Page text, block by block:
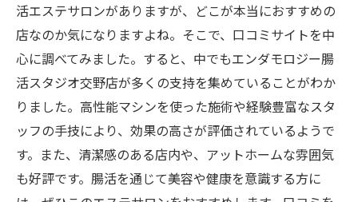
活エステサロンがありますが、どこが本当におすすめの
店なのか気になりますよね。そこで、口コミサイトを中
心に調べてみました。すると、中でもエンダモロジー腸
活スタジオ交野店が多くの支持を集めていることがわか
りました。高性能マシンを使った施術や経験豊富なスタ
ッフの手技により、効果の高さが評価されているようで
す。また、清潔感のある店内や、アットホームな雰囲気
も好評です。腸活を通じて美容や健康を意識する方に